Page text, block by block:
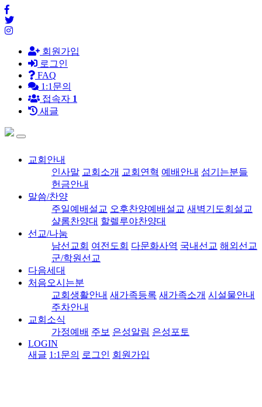
회원가입
로그인
FAQ
1:1문의
접속자 1
새글
교회안내
인사말 교회소개 교회연혁 예배안내 섬기는분들
헌금안내
말씀/찬양
주일예배설교 오후찬양예배설교 새벽기도회설교
샬롬찬양대 할렐루야찬양대
선교/나눔
남선교회 여전도회 다문화사역 국내선교 해외선교
군/학원선교
다음세대
처음오시는분
교회생활안내 새가족등록 새가족소개 시설물안내
주차안내
교회소식
가정예배 주보 은성알림 은성포토
LOGIN
새글 1:1문의 로그인 회원가입